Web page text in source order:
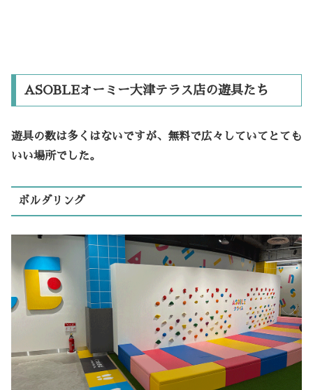
ASOBLEオーミー大津テラス店の遊具たち
遊具の数は多くはないですが、無料で広々していてとても
いい場所でした。
ボルダリング